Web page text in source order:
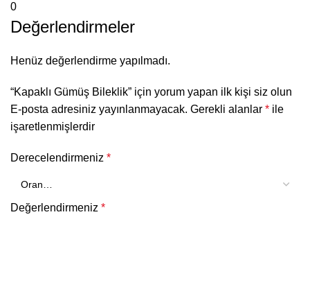
0
Değerlendirmeler
Henüz değerlendirme yapılmadı.
“Kapaklı Gümüş Bileklik” için yorum yapan ilk kişi siz olun
E-posta adresiniz yayınlanmayacak. Gerekli alanlar * ile
işaretlenmişlerdir
Derecelendirmeniz *
Değerlendirmeniz *